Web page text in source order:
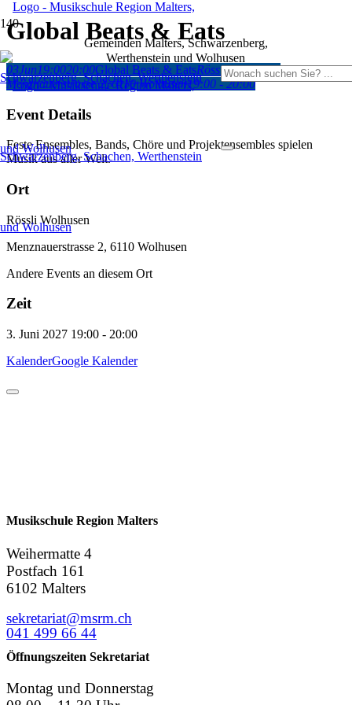
Gemeinden Malters, Schwarzenberg,
Werthenstein und Wolhusen
Global Beats & Eats
03Jun19:0020:00Global Beats & EatsRössli Wolhusen,
Menznauerstrasse 2, 6110 Wolhusen19:00 - 20:00
Event Details
Feste Ensembles, Bands, Chöre und Projektensembles spielen
Musik aus aller Welt.
Ort
Rössli Wolhusen
Menznauerstrasse 2, 6110 Wolhusen
Andere Events an diesem Ort
Zeit
3. Juni 2027 19:00 - 20:00
KalenderGoogle Kalender
Musikschule Region Malters
Weihermatte 4
Postfach 161
6102 Malters
sekretariat@msrm.ch
041 499 66 44
Öffnungszeiten Sekretariat
Montag und Donnerstag